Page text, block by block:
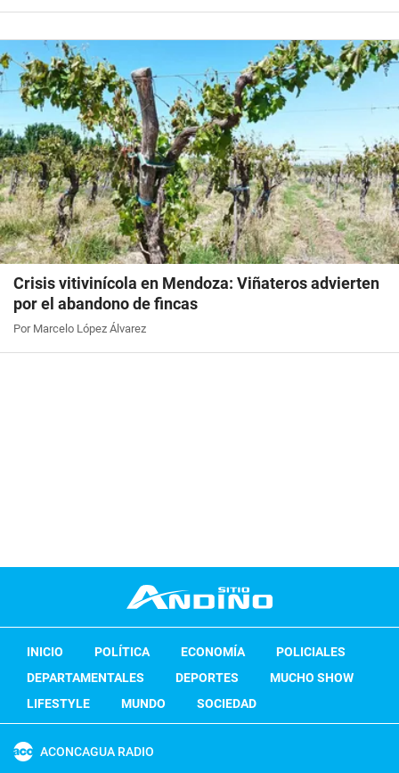
Crisis vitivinícola en Mendoza: Viñateros advierten
por el abandono de fincas
Por Marcelo López Álvarez
INICIO POLÍTICA ECONOMÍA
POLICIALES
DEPARTAMENTALES
DEPORTES
MUCHO SHOW
LIFESTYLE
MUNDO SOCIEDAD
ACONCAGUA RADIO